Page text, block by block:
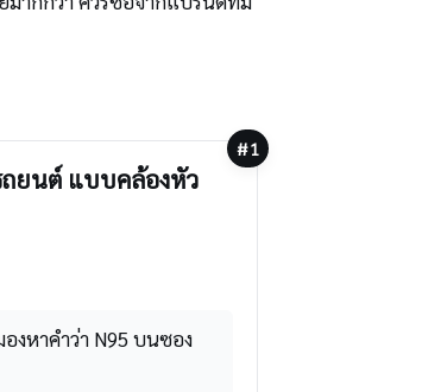
#1
ถยนต์ แบบคล้องหัว
งหาคำว่า N95 บนซอง